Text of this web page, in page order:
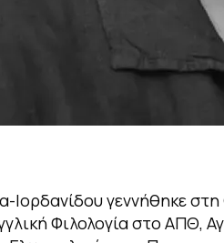
Ιορδανίδου γεννήθηκε
Φιλολογία στο ΑΠΘ,